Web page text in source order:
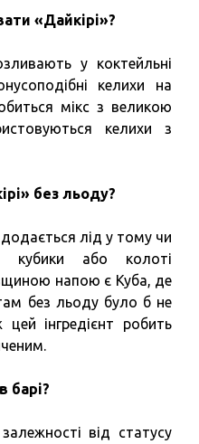
«Дайкірі»?
у коктейльні
келихи на
мікс з великою
келихи з
без льоду?
лід у тому чи
кубики або колоті
напою є Куба, де
без льоду було б не
інгредієнт робить
барі?
від статусу